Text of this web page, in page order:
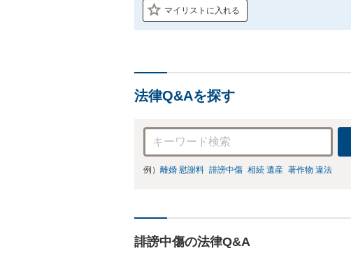
マイリストに入れる
法律Q&Aを探す
例） 離婚 慰謝料 誹謗中傷 相続 遺産 著作物 違法
誹謗中傷の法律Q&A